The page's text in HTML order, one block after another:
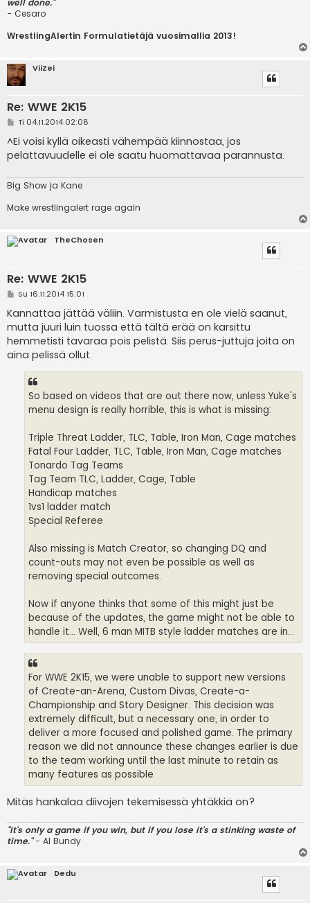
- Cesaro
WrestlingAlertin Formulatietäjä vuosimallia 2013!
ViiZei
Re: WWE 2K15
V
e
s
t
Ti 04.11.2014 02:08
^Ei voisi kyllä oikeasti vähempää kiinnostaa, jos
pelattavuudelle ei ole saatu huomattavaa parannusta.
Big Show ja Kane
Make wrestlingalert rage again
TheChosen
Re: WWE 2K15
V
e
s
t
i
Su 16.11.2014 15:01
Kannattaa jättää väliin. Varmistusta en ole vielä saanut,
mutta juuri luin tuossa että tältä erää on karsittu
hemmetisti tavaraa pois pelistä. Siis perus-juttuja joita on
aina pelissä ollut.
So based on videos that are out there now, unless Yuke's
menu design is really horrible, this is what is missing:
Triple Threat Ladder, TLC, Table, Iron Man, Cage matches
Fatal Four Ladder, TLC, Table, Iron Man, Cage matches
Tonardo Tag Teams
Tag Team TLC, Ladder, Cage, Table
Handicap matches
1vs1 ladder match
Special Referee
Also missing is Match Creator, so changing DQ and
count-outs may not even be possible as well as
removing special outcomes.
Now if anyone thinks that some of this might just be
because of the updates, the game might not be able to
handle it... Well, 6 man MITB style ladder matches are in...
For WWE 2K15, we were unable to support new versions
of Create-an-Arena, Custom Divas, Create-a-
Championship and Story Designer. This decision was
extremely difficult, but a necessary one, in order to
deliver a more focused and polished game. The primary
reason we did not announce these changes earlier is due
to the team working until the last minute to retain as
many features as possible
Mitäs hankalaa diivojen tekemisessä yhtäkkiä on?
"It's only a game if you win, but if you lose it's a stinking waste of
time."- Al Bundy
Dedu